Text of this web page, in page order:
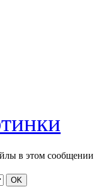
в этом сообщении